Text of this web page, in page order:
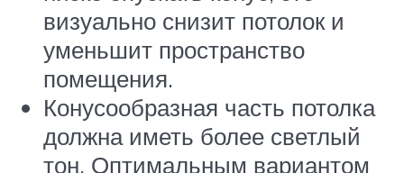
визуально снизит потолок и
уменьшит пространство
помещения.
Конусообразная часть потолка
должна иметь более светлый
тон. Оптимальным вариантом